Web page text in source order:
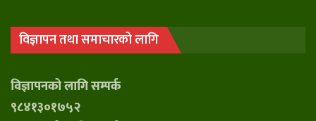
विज्ञापन तथा समाचारको लागि
विज्ञापनको लागि सम्पर्क
९८४१३०१७५२